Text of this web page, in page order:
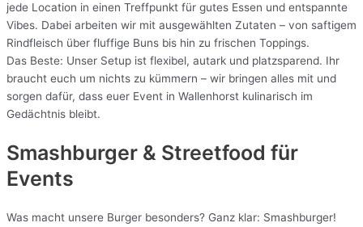
jede Location in einen Treffpunkt für gutes Essen und entspannte
Vibes. Dabei arbeiten wir mit ausgewählten Zutaten – von saftigem
Rindfleisch über fluffige Buns bis hin zu frischen Toppings.
Das Beste: Unser Setup ist flexibel, autark und platzsparend. Ihr
braucht euch um nichts zu kümmern – wir bringen alles mit und
sorgen dafür, dass euer Event in Wallenhorst kulinarisch im
Gedächtnis bleibt.
Smashburger & Streetfood für
Events
Was macht unsere Burger besonders? Ganz klar: Smashburger!